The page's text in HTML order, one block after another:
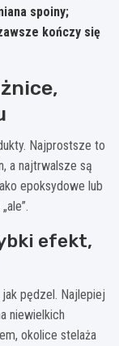
spoiny;
kończy się
Najprostsze to
a najtrwalsze są
epoksydowe lub
efekt,
pędzel. Najlepiej
niewielkich
okolice stelaża